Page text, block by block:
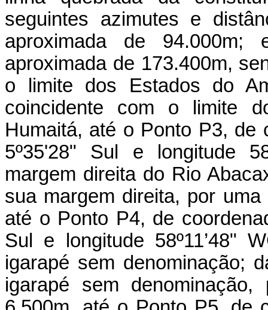
seguintes azimutes e
aproximada de
aproximada de 173.400m,
o limite dos Estados do
coincidente com o limite
Humaitá, até o Ponto P3, de
5º35'28" Sul e longitude
margem direita do Rio
sua margem direita, por
até o Ponto P4, de
Sul e longitude 58º11’48"
igarapé sem denominação;
igarapé sem